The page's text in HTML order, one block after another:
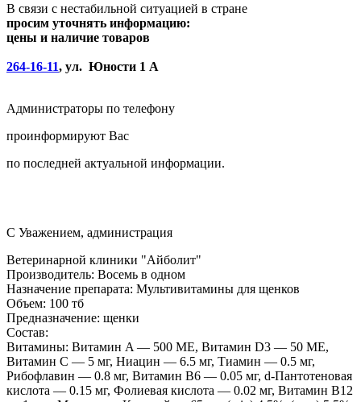
В связи с нестабильной ситуацией в стране
просим уточнять информацию:
цены и наличие товаров
264-16-11, ул. Юности 1 А
Администраторы по телефону
проинформируют Вас
по последней актуальной информации.
С Уважением, администрация
Ветеринарной клиники "Айболит"
Производитель: Восемь в одном
Назначение препарата: Мультивитамины для щенков
Объем: 100 тб
Предназначение: щенки
Состав:
Витамины: Витамин A — 500 МЕ, Витамин D3 — 50 МЕ,
Витамин C — 5 мг, Ниацин — 6.5 мг, Тиамин — 0.5 мг,
Рибофлавин — 0.8 мг, Витамин B6 — 0.05 мг, d-Пантотеновая
кислота — 0.15 мг, Фолиевая кислота — 0.02 мг, Витамин B12